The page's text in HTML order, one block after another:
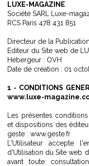
LUXE-MAGAZINE
Société SARL Luxe-
RCS Paris 478 431 851
Directeur de la
Editeur du Site web de
Hébergeur : OVH
Date de création : 01
1 - CONDITIONS
www.luxe-
Les présentes
et dispositions des
geste : www.geste.fr
L'Utilisateur accepte
d'Utilisation du Site web
avant toute